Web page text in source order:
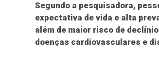
Segundo a pesquisadora,
expectativa de vida e alta
além de maior risco de
doenças cardiovasculares e